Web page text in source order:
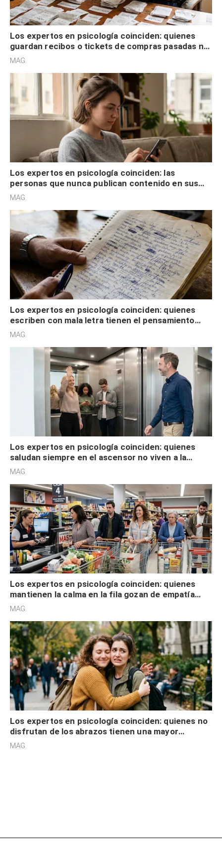
Los expertos en psicología coinciden: quienes
guardan recibos o tickets de compras pasadas no
son acumuladores, sino que tienen necesidad de
MAG.
Los expertos en psicología coinciden: las
personas que nunca publican contenido en sus
redes sociales no pretenden buscar validación
MAG.
Los expertos en psicología coinciden: quienes
escriben con mala letra tienen el pensamiento
acelerado y no lo hacen por desinterés
MAG.
Los expertos en psicología coinciden: quienes
saludan siempre en el ascensor no viven a la
defensiva y tienen apertura social
MAG.
Los expertos en psicología coinciden: quienes
mantienen la calma en la fila gozan de empatía
cognitiva, gratitud y no solo tienen autocontrol
MAG.
Los expertos en psicología coinciden: quienes no
disfrutan de los abrazos tienen una mayor
sensibilidad a los estímulos físicos y no es por
MAG.